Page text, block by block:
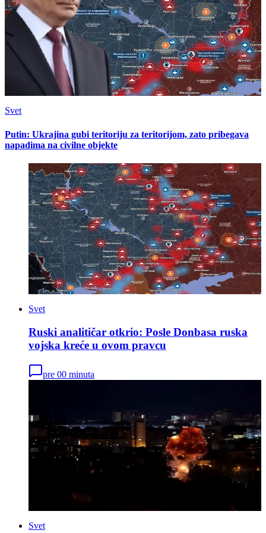
Svet
Putin: Ukrajina gubi teritoriju za teritorijom, zato pribegava
napadima na civilne objekte
Svet
Ruski analitičar otkrio: Posle Donbasa ruska
vojska kreće u ovom pravcu
pre 00 minuta
Svet